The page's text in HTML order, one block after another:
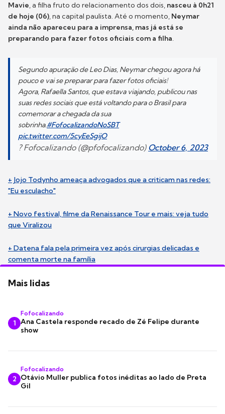
Mavie, a filha fruto do relacionamento dos dois, nasceu à 0h21
de hoje (06), na capital paulista. Até o momento, Neymar
ainda não apareceu para a imprensa, mas já está se
preparando para fazer fotos oficiais com a filha.
Segundo apuração de Leo Dias, Neymar chegou agora há
pouco e vai se preparar para fazer fotos oficiais!
Agora, Rafaella Santos, que estava viajando, publicou nas
suas redes sociais que está voltando para o Brasil para
comemorar a chegada da sua
sobrinha.#FofocalizandoNoSBT
pic.twitter.com/5cyEeSgijO
? Fofocalizando (@pfofocalizando) October 6, 2023
+ Jojo Todynho ameaça advogados que a criticam nas redes:
"Eu esculacho"
+ Novo festival, filme da Renaissance Tour e mais: veja tudo
que Viralizou
+ Datena fala pela primeira vez após cirurgias delicadas e
comenta morte na família
Mais lidas
1
Fofocalizando
Ana Castela responde recado de Zé Felipe durante
show
2
Fofocalizando
Otávio Muller publica fotos inéditas ao lado de Preta
Gil